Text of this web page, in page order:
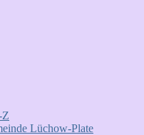
Z
Lüchow-Plate